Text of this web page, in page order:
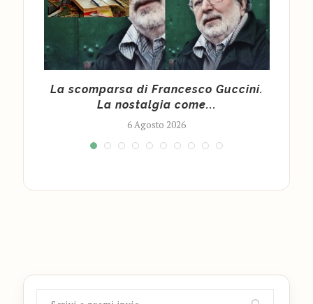
La scomparsa di Francesco Guccini.
La nostalgia come...
6 Agosto 2026